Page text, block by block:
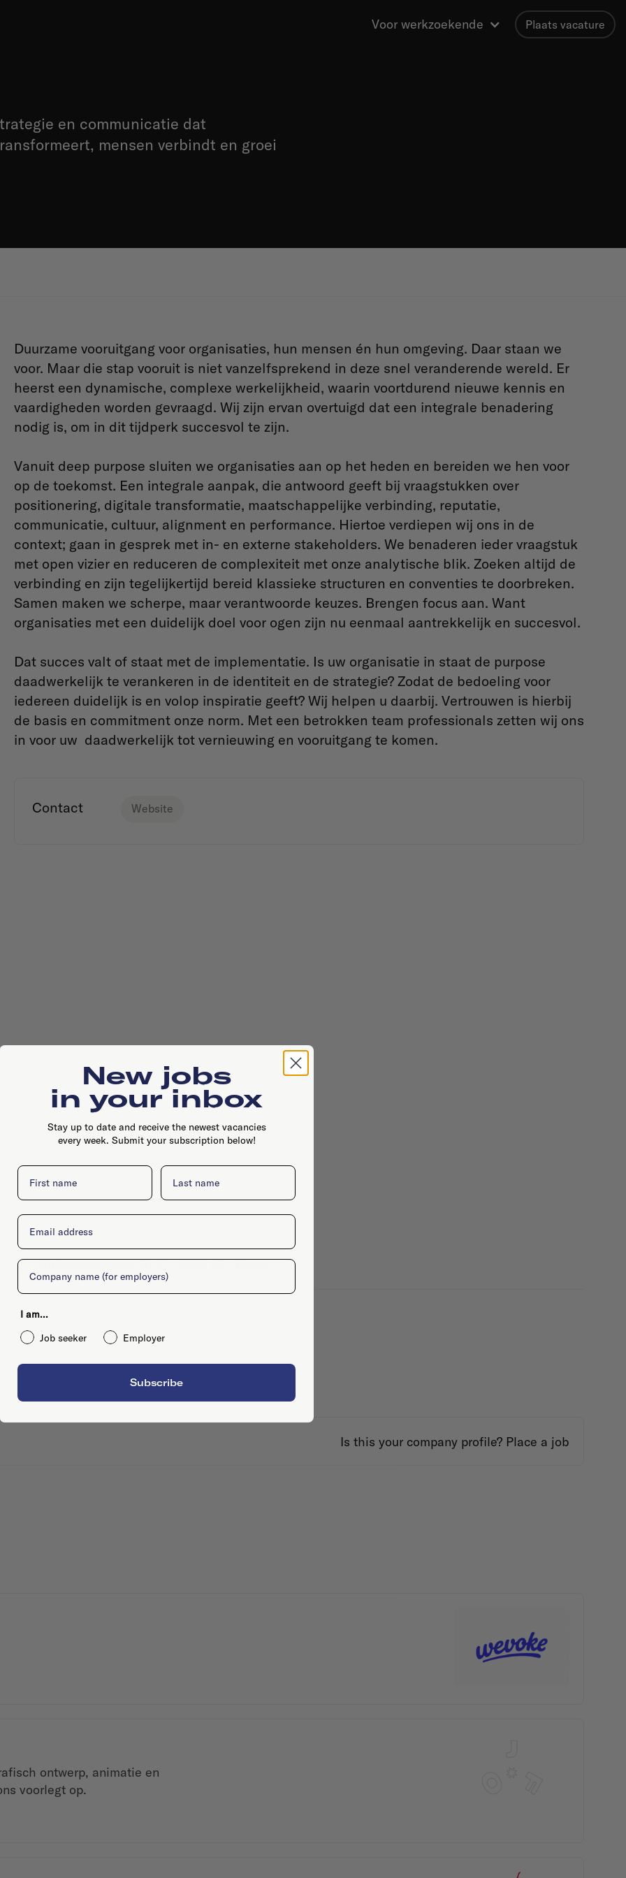
Voor werkzoekende Plaats vacature
en communicatie dat
mensen verbindt en groei
Duurzame vooruitgang voor organisaties, hun mensen én hun omgeving. Daar staan we
voor. Maar die stap vooruit is niet vanzelfsprekend in deze snel veranderende wereld. Er
heerst een dynamische, complexe werkelijkheid, waarin voortdurend nieuwe kennis en
vaardigheden worden gevraagd. Wij zijn ervan overtuigd dat een integrale benadering
nodig is, om in dit tijdperk succesvol te zijn.
Vanuit deep purpose sluiten we organisaties aan op het heden en bereiden we hen voor
op de toekomst. Een integrale aanpak, die antwoord geeft bij vraagstukken over
positionering, digitale transformatie, maatschappelijke verbinding, reputatie,
communicatie, cultuur, alignment en performance. Hiertoe verdiepen wij ons in de
context; gaan in gesprek met in- en externe stakeholders. We benaderen ieder vraagstuk
met open vizier en reduceren de complexiteit met onze analytische blik. Zoeken altijd de
verbinding en zijn tegelijkertijd bereid klassieke structuren en conventies te doorbreken.
Samen maken we scherpe, maar verantwoorde keuzes. Brengen focus aan. Want
organisaties met een duidelijk doel voor ogen zijn nu eenmaal aantrekkelijk en succesvol.
Dat succes valt of staat met de implementatie. Is uw organisatie in staat de purpose
daadwerkelijk te verankeren in de identiteit en de strategie? Zodat de bedoeling voor
iedereen duidelijk is en volop inspiratie geeft? Wij helpen u daarbij. Vertrouwen is hierbij
de basis en commitment onze norm. Met een betrokken team professionals zetten wij ons
in voor uw daadwerkelijk tot vernieuwing en vooruitgang te komen.
Contact Website
Rithmeesterpark 50 b2, 4838 GZ , Breda
Is this your company profile? Place a job
ontwerp, animatie en
voorlegt op.
New jobs
in your inbox
Stay up to date and receive the newest vacancies
every week. Submit your subscription below!
First name Last name
Email
Company
I am...
Job seeker
Employer
Subscribe